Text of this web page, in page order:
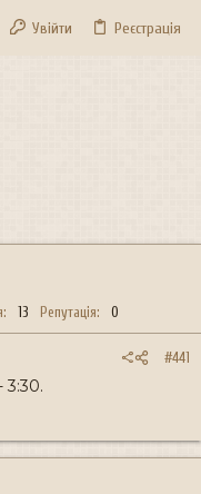
Увійти Реєстрація
13 Репутація 0
#441
3:30.